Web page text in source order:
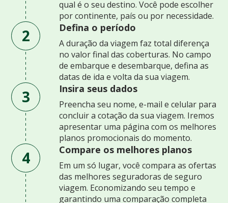
qual é o seu destino. Você pode escolher
por continente, país ou por necessidade.
2 Defina o período
A duração da viagem faz total diferença
no valor final das coberturas. No campo
de embarque e desembarque, defina as
datas de ida e volta da sua viagem.
3 Insira seus dados
Preencha seu nome, e-mail e celular para
concluir a cotação da sua viagem. Iremos
apresentar uma página com os melhores
planos promocionais do momento.
4 Compare os melhores planos
Em um só lugar, você compara as ofertas
das melhores seguradoras de seguro
viagem. Economizando seu tempo e
garantindo uma comparação completa